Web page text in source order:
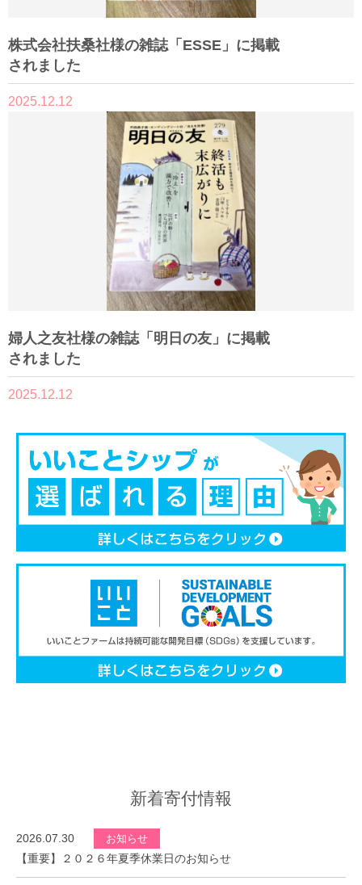
株式会社扶桑社様の雑誌「ESSE」に掲載
されました
2025.12.12
婦人之友社様の雑誌「明日の友」に掲載
されました
2025.12.12
新着寄付情報
2026.07.30 お知らせ
【重要】２０２６年夏季休業日のお知らせ